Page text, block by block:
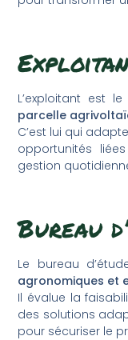
L’exploitant est le
parcelle
C’est lui qui
opportunités
gestion
Bureau
Le bureau
agronomiques et
Il évalue la
des solutions
pour sécuriser le